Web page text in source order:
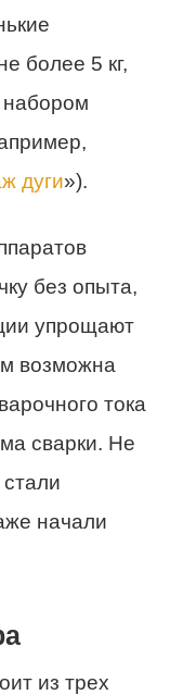
более 5 кг,
дуги»).
без опыта,
упрощают
возможна
тока
сварки. Не
начали
из трех